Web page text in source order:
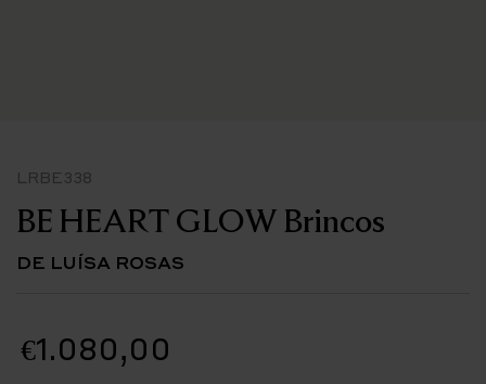
LRBE338
BE HEART GLOW Brincos
DE LUÍSA ROSAS
€1.080,00